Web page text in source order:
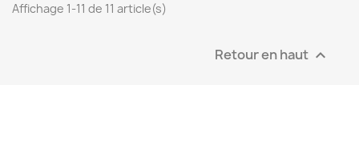
Affichage 1-11 de 11 article(s)
Retour en haut 